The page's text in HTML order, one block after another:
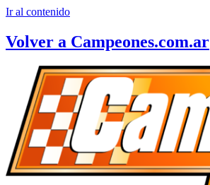
Ir al contenido
Volver a Campeones.com.ar